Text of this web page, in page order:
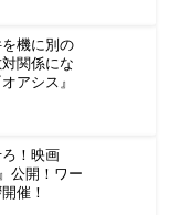
機に別の
関係にな
アシス』
！映画
公開！ワー
催！